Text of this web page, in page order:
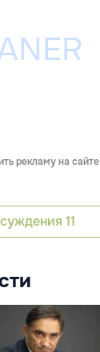
рекламу на сайте
11